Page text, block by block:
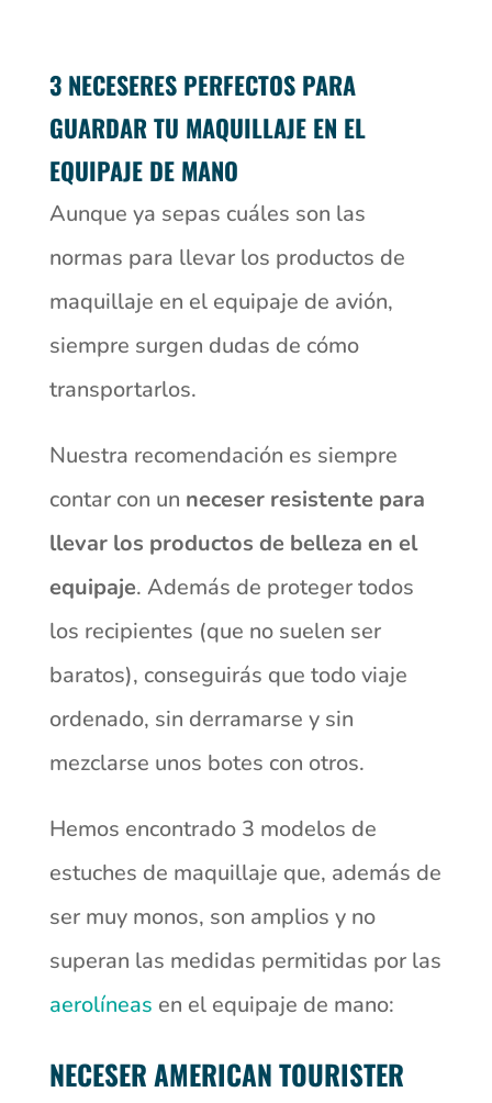
3 NECESERES PERFECTOS PARA
GUARDAR TU MAQUILLAJE EN EL
EQUIPAJE DE MANO
Aunque ya sepas cuáles son las
normas para llevar los productos de
maquillaje en el equipaje de avión,
siempre surgen dudas de cómo
transportarlos.
Nuestra recomendación es siempre
contar con un neceser resistente para
llevar los productos de belleza en el
equipaje. Además de proteger todos
los recipientes (que no suelen ser
baratos), conseguirás que todo viaje
ordenado, sin derramarse y sin
mezclarse unos botes con otros.
Hemos encontrado 3 modelos de
estuches de maquillaje que, además de
ser muy monos, son amplios y no
superan las medidas permitidas por las
aerolíneas en el equipaje de mano:
NECESER AMERICAN TOURISTER